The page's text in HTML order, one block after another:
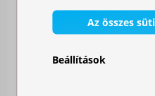
Az összes
Beállítások